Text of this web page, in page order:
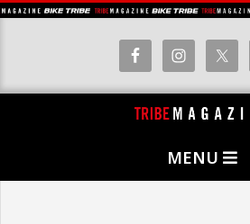
Skip
I
MENU